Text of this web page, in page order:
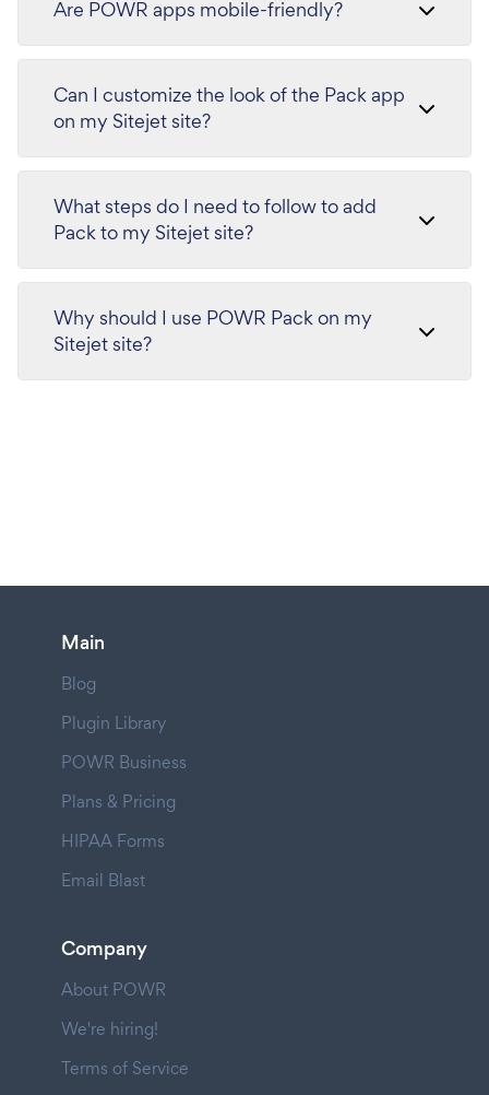
Are POWR apps mobile-friendly?
Can I customize the look of the Pack app
on my Sitejet site?
What steps do I need to follow to add
Pack to my Sitejet site?
Why should I use POWR Pack on my
Sitejet site?
Main
Blog
Plugin Library
POWR Business
Plans & Pricing
HIPAA Forms
Email Blast
Company
About POWR
We're hiring!
Terms of Service